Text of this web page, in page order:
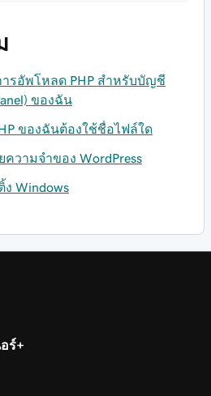
ารอัพโหลด PHP สำหรับบัญชี
ของฉัน
ของฉันต้องใช้ชื่อไฟล์ใด
วามจำของ WordPress
Windows
ร์